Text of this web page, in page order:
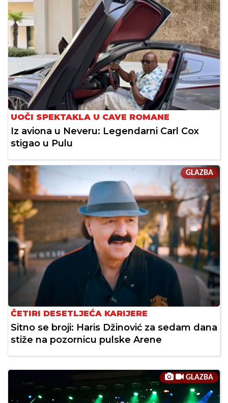
UOČI SPEKTAKLA U CAVE ROMANE
Iz aviona u Neveru: Legendarni Carl Cox
stigao u Pulu
GLAZBA
ČETIRI DESETLJEĆA KARIJERE
Sitno se broji: Haris Džinović za sedam dana
stiže na pozornicu pulske Arene
GLAZBA